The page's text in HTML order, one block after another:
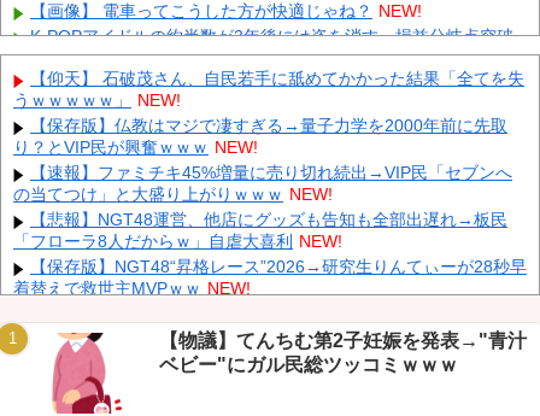
【画像】 電車ってこうした方が快適じゃね？ NEW!
K-POPアイドルの約半数が3年後には姿を消す…損益分岐点突破
は4％未満 NEW!
【速報】 斎藤知事、宣戦布告「数十年に渡るその場しのぎの不適
切会計、私の代でケリをつける」
中国「大豪雨！」三峡ダム「基礎部分破損」中国「全力放流！」
台風13号「中国上陸予測」台風15号「中国接近（画像」中国「台風
同時上陸！（穀物生産が壊滅危機」→ NEW!
大学生ワイ、株で大儲けしてしまうｗｗｗｗｗｗｗｗｗｗ
Powered by livedoor 相互RSS
【仰天】 石破茂さん、自民若手に舐めてかかった結果「全てを失
うｗｗｗｗｗ」
NEW!
【保存版】仏教はマジで凄すぎる→量子力学を2000年前に先取
り？とVIP民が興奮ｗｗｗ NEW!
【速報】ファミチキ45%増量に売り切れ続出→VIP民「セブンへ
の当てつけ」と大盛り上がりｗｗｗ NEW!
【悲報】NGT48運営、他店にグッズも告知も全部出遅れ→板民
「フローラ8人だからｗ」自虐大喜利
NEW!
【保存版】NGT48“昇格レース”2026→研究生りんてぃーが28秒早
着替えで救世主MVPｗｗ NEW!
土下座してないキミは本気じゃないな」 NEW!
ディズニーからの帰り道。夫「息子連れて離れろ！あと警察に通
報！」私「助けて！」駅員「どうしました！？」→トンデモナイこ
とに… NEW!
【物議】てんちむ第2子妊娠を発表→"青汁
ベビー"にガル民総ツッコミｗｗｗ